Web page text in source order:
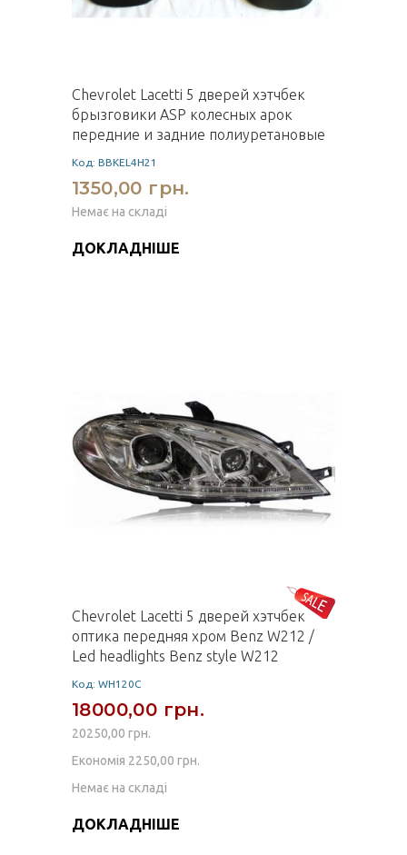
Chevrolet Lacetti 5 дверей хэтчбек
брызговики ASP колесных арок
передние и задние полиуретановые
Код: BBKEL4H21
1350,00 грн.
Немає на складі
ДОКЛАДНІШЕ
Chevrolet Lacetti 5 дверей хэтчбек
оптика передняя хром Benz W212 /
Led headlights Benz style W212
Код: WH120С
18000,00 грн.
20250,00 грн.
Економія 2250,00 грн.
Немає на складі
ДОКЛАДНІШЕ